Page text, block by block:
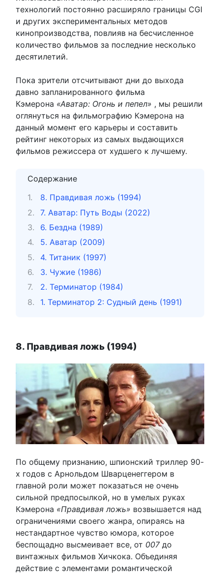
технологий постоянно расширяло границы CGI
и других экспериментальных методов
кинопроизводства, повлияв на бесчисленное
количество фильмов за последние несколько
десятилетий.
Пока зрители отсчитывают дни до выхода
давно запланированного фильма
Кэмерона «Аватар: Огонь и пепел» , мы решили
оглянуться на фильмографию Кэмерона на
данный момент его карьеры и составить
рейтинг некоторых из самых выдающихся
фильмов режиссера от худшего к лучшему.
Содержание
8. Правдивая ложь (1994)
7. Аватар: Путь Воды (2022)
6. Бездна (1989)
5. Аватар (2009)
4. Титаник (1997)
3. Чужие (1986)
2. Терминатор (1984)
1. Терминатор 2: Судный день (1991)
8. Правдивая ложь (1994)
По общему признанию, шпионский триллер 90-
х годов с Арнольдом Шварценеггером в
главной роли может показаться не очень
сильной предпосылкой, но в умелых руках
Кэмерона «Правдивая ложь» возвышается над
ограничениями своего жанра, опираясь на
нестандартное чувство юмора, которое
беспощадно высмеивает все, от 007до
винтажных фильмов Хичкока. Объединяя
действие с элементами романтической